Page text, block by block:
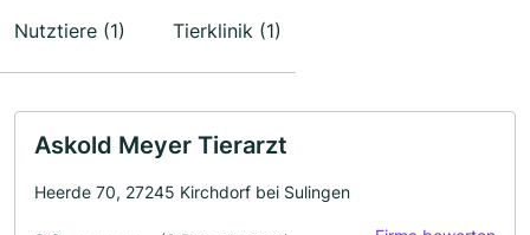
Nutztiere (1) Tierklinik (1)
Askold Meyer Tierarzt
Heerde 70, 27245 Kirchdorf bei Sulingen